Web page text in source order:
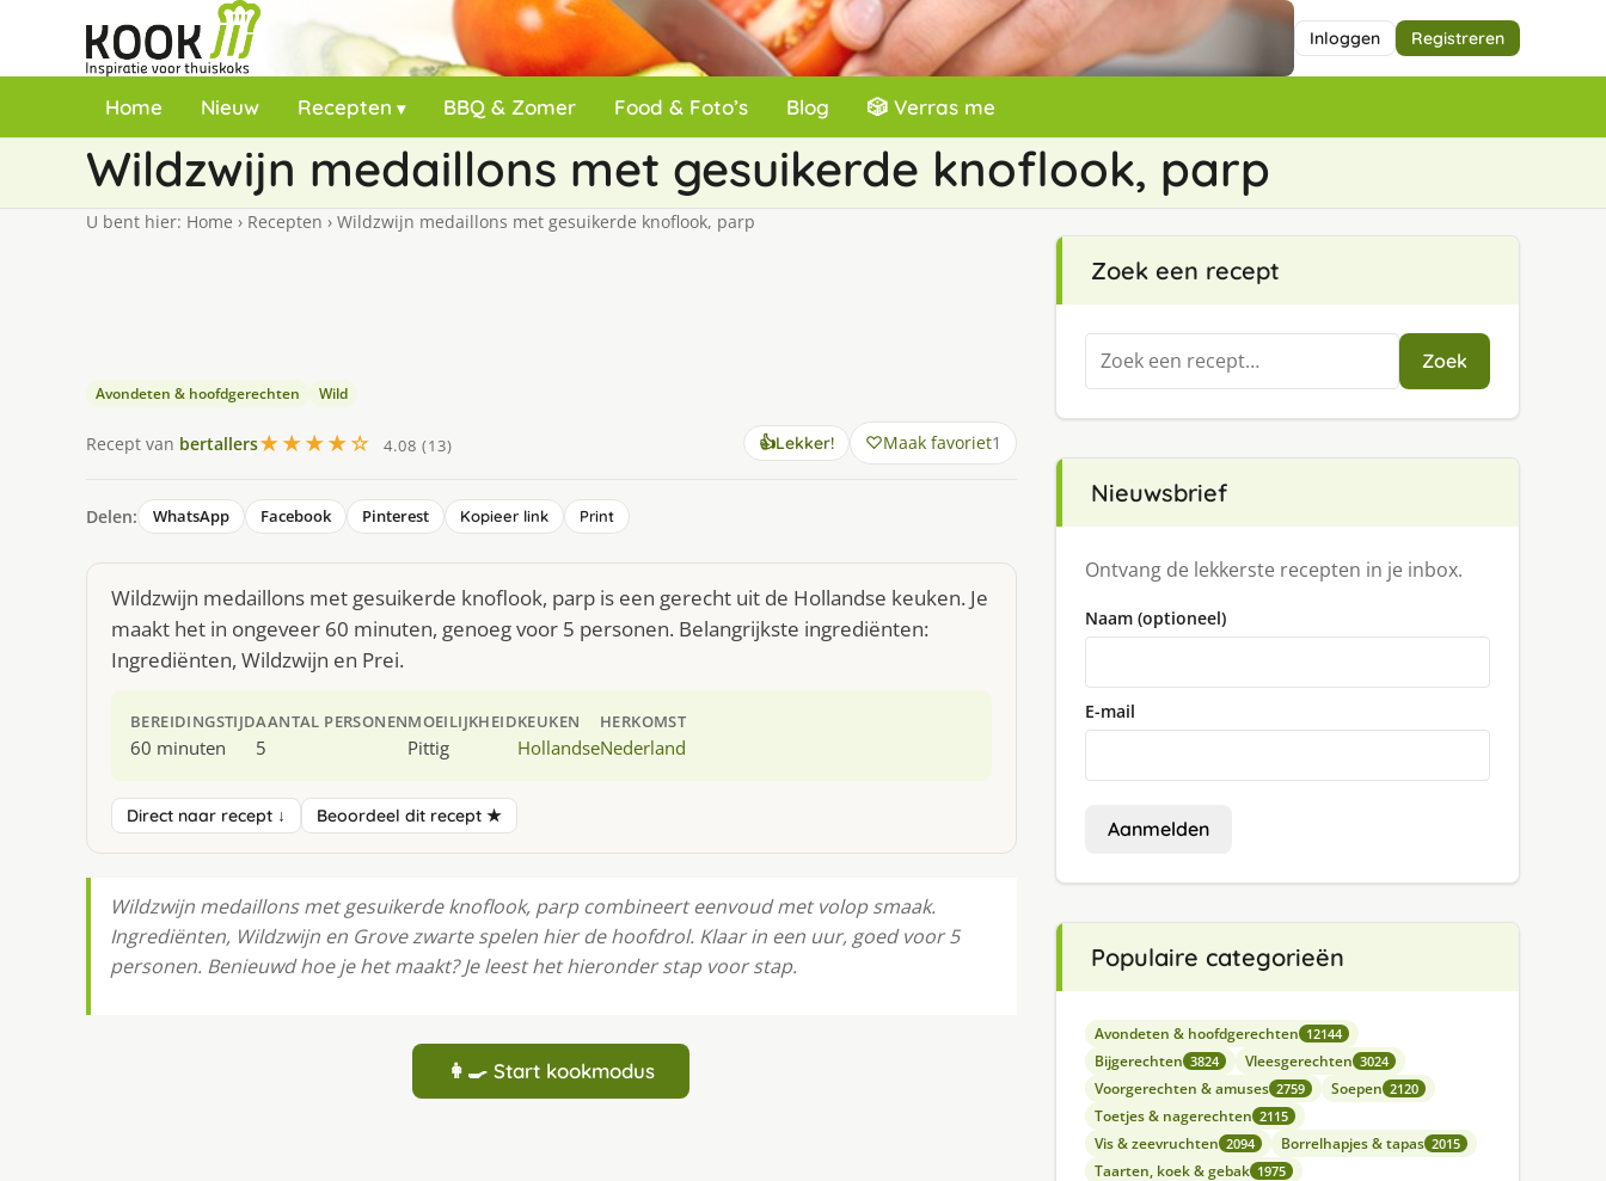
Inloggen Registreren
Home Nieuw Recepten BBQ & Zomer Food & Foto’s Blog 🎲 Verras me
Wildzwijn medaillons met gesuikerde knoflook, parp
U bent hier: Home › Recepten › Wildzwijn medaillons met gesuikerde knoflook, parp
Avondeten & hoofdgerechten Wild
Recept van bertallers★★★★☆ 4.08 (13) 👍Lekker! Maak favoriet1
Delen: WhatsApp Facebook Pinterest Kopieer link Print
Wildzwijn medaillons met gesuikerde knoflook, parp is een gerecht uit de Hollandse keuken. Je
maakt het in ongeveer 60 minuten, genoeg voor 5 personen. Belangrijkste ingrediënten:
Ingrediënten, Wildzwijn en Prei.
BEREIDINGSTIJD
60 minuten
AANTAL PERSONEN
5
MOEILIJKHEID
Pittig
KEUKEN
Hollandse
HERKOMST
Nederland
Direct naar recept ↓ Beoordeel dit recept ★
Wildzwijn medaillons met gesuikerde knoflook, parp combineert eenvoud met volop smaak.
Ingrediënten, Wildzwijn en Grove zwarte spelen hier de hoofdrol. Klaar in een uur, goed voor 5
personen. Benieuwd hoe je het maakt? Je leest het hieronder stap voor stap.
👩‍🍳 Start kookmodus
Zoek een recept
Zoeken
naar:
Zoek
Nieuwsbrief
Ontvang de lekkerste recepten in je inbox.
Naam (optioneel)
E-mail
Aanmelden
Populaire categorieën
Avondeten & hoofdgerechten 12144
Bijgerechten 3824 Vleesgerechten 3024
Voorgerechten & amuses 2759 Soepen 2120
Toetjes & nagerechten 2115
Vis & zeevruchten 2094 Borrelhapjes & tapas 2015
Taarten, koek & gebak 1975